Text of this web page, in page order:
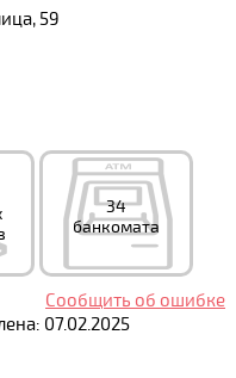
59
34
банкомата
Сообщить об ошибке
07.02.2025